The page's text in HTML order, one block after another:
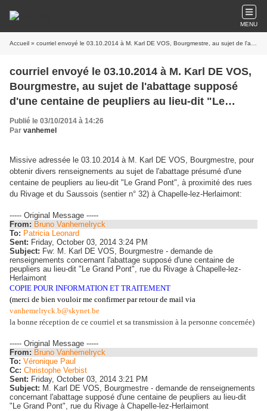
MENU
Accueil » courriel envoyé le 03.10.2014 à M. Karl DE VOS, Bourgmestre, au sujet de l'abattage supposé d'une centaine de peupliers au lieu-dit "Le Grand Pont", rue du Rivage à Chapelle-lez-Herlaimont
courriel envoyé le 03.10.2014 à M. Karl DE VOS,
Bourgmestre, au sujet de l'abattage supposé
d'une centaine de peupliers au lieu-dit "Le
Grand Pont", rue du Rivage à Chapelle-lez-
Herlaimont
Publié le 03/10/2014 à 14:26
Par vanhemel
Missive adressée le 03.10.2014 à M. Karl DE VOS, Bourgmestre, pour
obtenir divers renseignements au sujet de l'abattage présumé d'une
centaine de peupliers au lieu-dit "Le Grand Pont", à proximité des rues
du Rivage et du Saussois (sentier n° 32) à Chapelle-lez-Herlaimont:
----- Original Message -----
From: Bruno Vanhemelryck
To: Patricia Leonard
Sent: Friday, October 03, 2014 3:24 PM
Subject: Fw: M. Karl DE VOS, Bourgmestre - demande de
renseignements concernant l'abattage supposé d'une centaine de
peupliers au lieu-dit "Le Grand Pont", rue du Rivage à Chapelle-lez-
Herlaimont
COPIE POUR INFORMATION ET TRAITEMENT
(merci de bien vouloir me confirmerpar retour de mail via
vanhemelryck.b@skynet.be
la bonne réception de ce courriel et sa transmission à la personne concernée)
----- Original Message -----
From: Bruno Vanhemelryck
To: Véronique Paul
Cc: Christophe Verbist
Sent: Friday, October 03, 2014 3:21 PM
Subject: M. Karl DE VOS, Bourgmestre - demande de renseignements
concernant l'abattage supposé d'une centaine de peupliers au lieu-dit
"Le Grand Pont", rue du Rivage à Chapelle-lez-Herlaimont